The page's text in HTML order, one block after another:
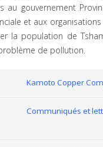
au gouvernement
et aux
la population de
de pollution.
Kamoto Copper
Communiqués et